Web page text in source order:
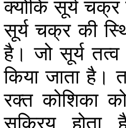
क्योंकि सूर्य चक्र
सूर्य चक्र की
है। जो सूर्य तत्व
किया जाता है।
रक्त कोशिका
सक्रिय
होता